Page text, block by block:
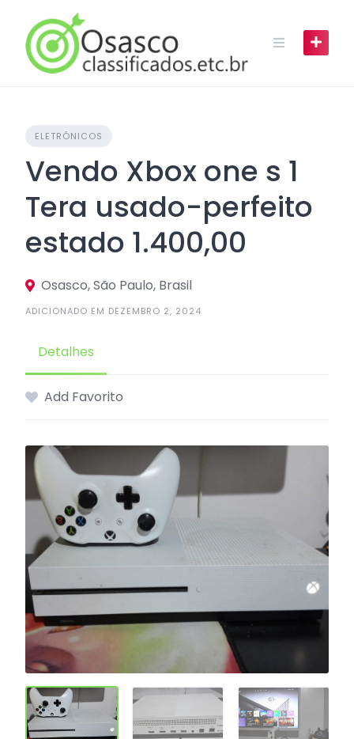
content
ELETRÔNICOS
Vendo Xbox one s 1
Tera usado-perfeito
estado 1.400,00
Osasco, São Paulo, Brasil
ADICIONADO EM DEZEMBRO 2, 2024
Detalhes
Add Favorito